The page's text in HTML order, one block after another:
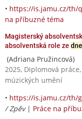
• https://is.jamu.cz/th/
na příbuzné téma
Magisterský
absolventská role ze dne
(Adriana Pružincová)
2025, Diplomová
múzických umění
• https://is.jamu.cz/th/
/ Zpěv| Práce na